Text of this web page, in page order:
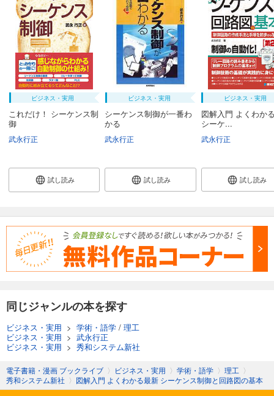
ビジネス・実用
これだけ！ シーケンス制
御
武永行正
試し読み
ビジネス・実用
シーケンス制御が一番わ
かる
武永行正
試し読み
ビジネス・実用
図解入門 よくわか
シーケ...
武永行正
試し読み
同じジャンルの本を探す
ビジネス・実用 > 学術・語学 / 理工
ビジネス・実用 > 武永行正
ビジネス・実用 > 秀和システム新社
電子書籍・漫画 ブックライブ 〉 ビジネス・実用 〉 学術・語学 〉 理工 〉
秀和システム新社 〉 図解入門 よくわかる最新 シーケンス制御と回路図の基本